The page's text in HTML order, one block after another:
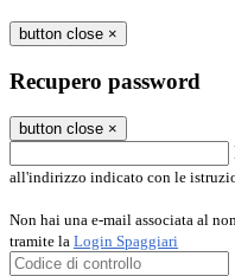
button close ×
Recupero password
button close ×
all'indirizzo indicato con le
Non hai una e-mail associata al
tramite la Login Spaggiari